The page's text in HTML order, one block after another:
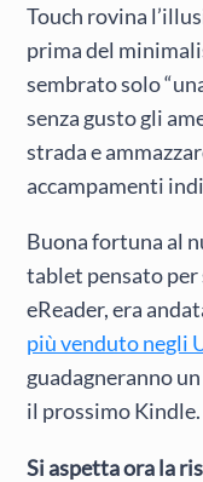
Touch rovina
prima del
sembrato solo
senza gusto gli
strada e
accampamenti
Buona fortuna al
tablet pensato
eReader, era
più venduto negli
guadagneranno
il prossimo
Si aspetta ora la